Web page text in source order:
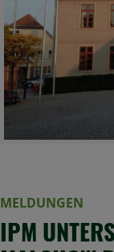
MELDUNGEN
IPM